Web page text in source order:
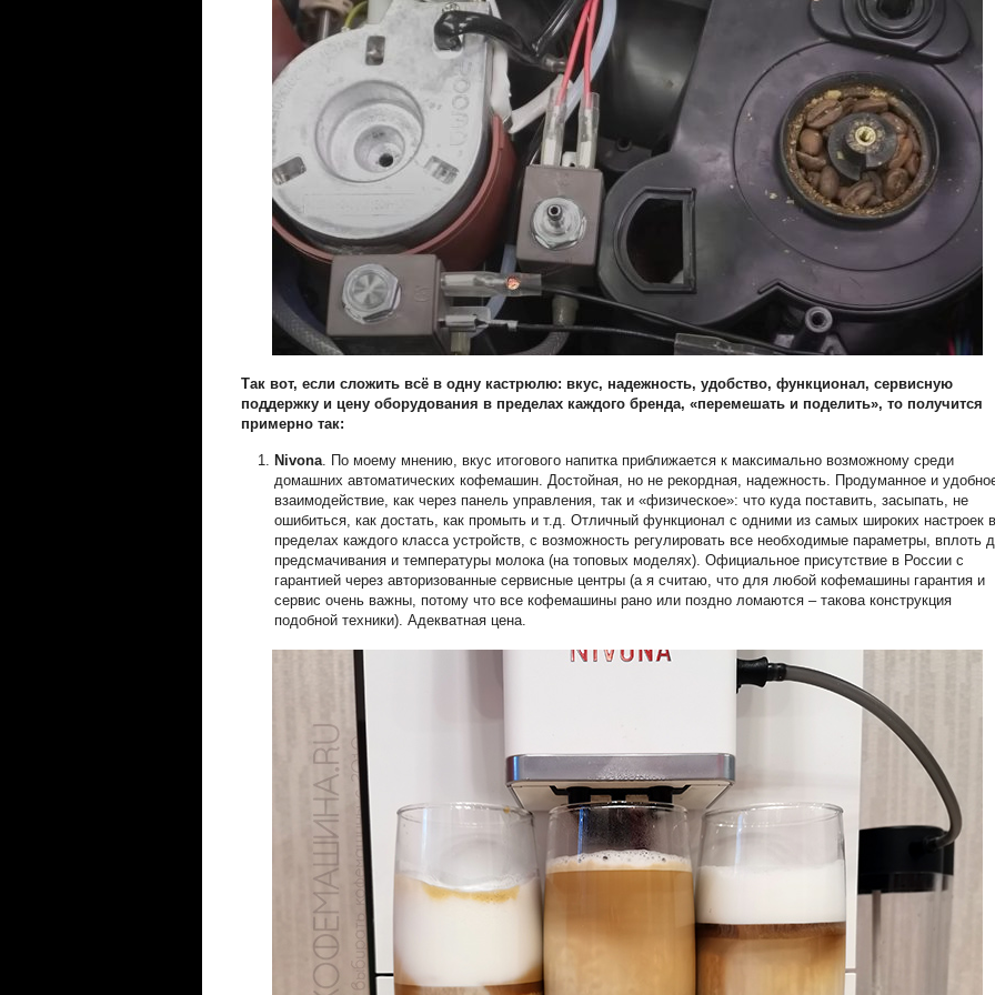
Так вот, если сложить всё в одну кастрюлю: вкус, надежность, удобство, функционал, сервисную
поддержку и цену оборудования в пределах каждого бренда, «перемешать и поделить», то получится
примерно так:
Nivona. По моему мнению, вкус итогового напитка приближается к максимально возможному среди
домашних автоматических кофемашин. Достойная, но не рекордная, надежность. Продуманное и
взаимодействие, как через панель управления, так и «физическое»: что куда поставить, засыпать, не
ошибиться, как достать, как промыть и т.д. Отличный функционал с одними из самых широких настроек в
пределах каждого класса устройств, с возможность регулировать все необходимые параметры, вплоть
предсмачивания и температуры молока (на топовых моделях). Официальное присутствие в России с
гарантией через авторизованные сервисные центры (а я считаю, что для любой кофемашины гарантия и
сервис очень важны, потому что все кофемашины рано или поздно ломаются – такова конструкция
подобной техники). Адекватная цена.